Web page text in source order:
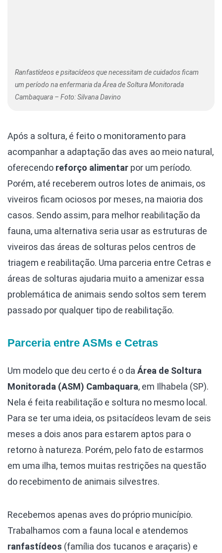
Ranfastídeos e psitacídeos que necessitam de cuidados ficam
um período na enfermaria da Área de Soltura Monitorada
Cambaquara – Foto: Silvana Davino
Após a soltura, é feito o monitoramento para
acompanhar a adaptação das aves ao meio natural,
oferecendo reforço alimentar por um período.
Porém, até receberem outros lotes de animais, os
viveiros ficam ociosos por meses, na maioria dos
casos. Sendo assim, para melhor reabilitação da
fauna, uma alternativa seria usar as estruturas de
viveiros das áreas de solturas pelos centros de
triagem e reabilitação. Uma parceria entre Cetras e
áreas de solturas ajudaria muito a amenizar essa
problemática de animais sendo soltos sem terem
passado por qualquer tipo de reabilitação.
Parceria entre ASMs e Cetras
Um modelo que deu certo é o da Área de Soltura
Monitorada (ASM) Cambaquara, em Ilhabela (SP).
Nela é feita reabilitação e soltura no mesmo local.
Para se ter uma ideia, os psitacídeos levam de seis
meses a dois anos para estarem aptos para o
retorno à natureza. Porém, pelo fato de estarmos
em uma ilha, temos muitas restrições na questão
do recebimento de animais silvestres.
Recebemos apenas aves do próprio município.
Trabalhamos com a fauna local e atendemos
ranfastídeos (família dos tucanos e araçaris) e